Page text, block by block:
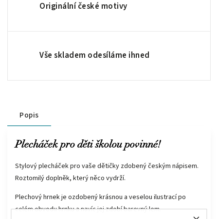
Originální české motivy
Vše skladem odesíláme ihned
Popis
Plecháček pro děti školou povinné!
Stylový plecháček pro vaše dětičky zdobený českým nápisem.
Roztomilý doplněk, který něco vydrží.
Plechový hrnek je ozdobený krásnou a veselou ilustrací po
celém obvodu hrnku a navíc jej zdobí barevný lem.